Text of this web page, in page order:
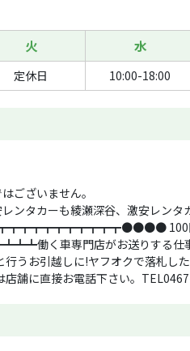
火 水
定休日 10:00-18:00
ございません。
ンタカーも綾瀬深谷、激安レン
! ┳┳┳┳┳┳┳┳┳┳┳●●●● 100
車専門店がお送りする仕事用
行うお引越しに!ヤフオクで落札し
店舗に直接お電話下さい。